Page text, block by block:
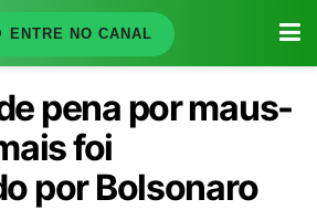
ENTRE NO CANAL
pena por maus-
foi
por Bolsonaro